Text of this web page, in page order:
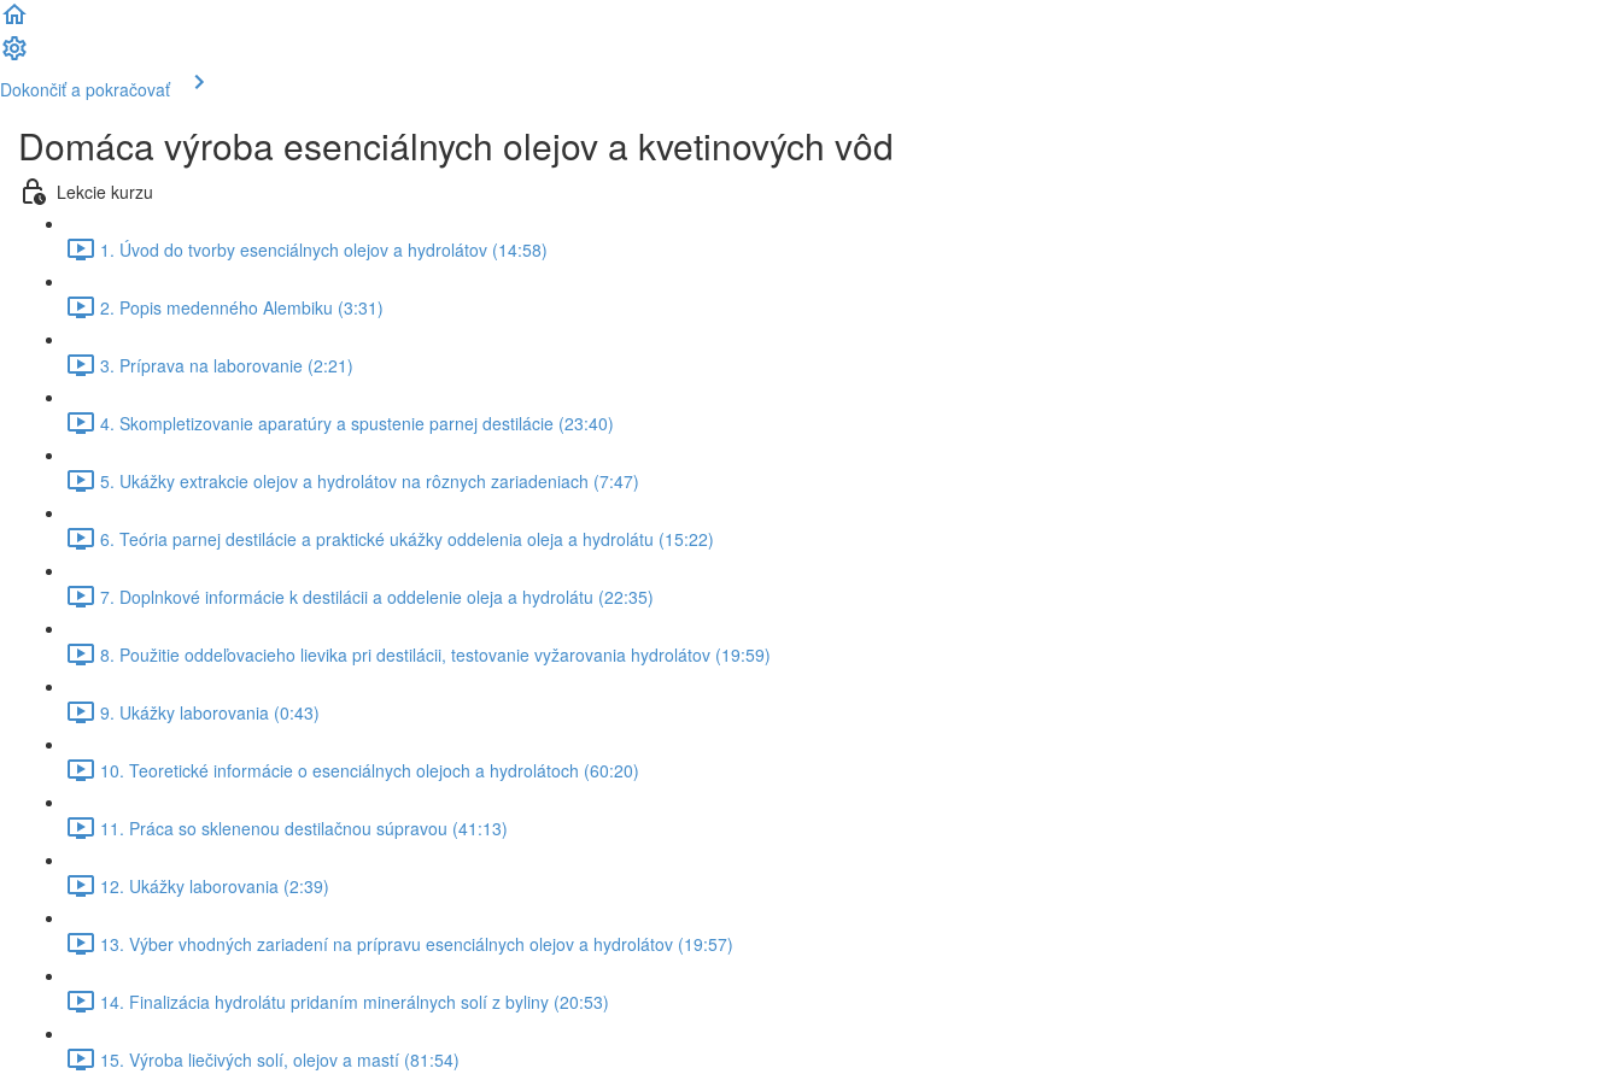
Dokončiť a pokračovať
Domáca výroba esenciálnych olejov a kvetinových vôd
Lekcie kurzu
1. Úvod do tvorby esenciálnych olejov a hydrolátov (14:58)
2. Popis medenného Alembiku (3:31)
3. Príprava na laborovanie (2:21)
4. Skompletizovanie aparatúry a spustenie parnej destilácie (23:40)
5. Ukážky extrakcie olejov a hydrolátov na rôznych zariadeniach (7:47)
6. Teória parnej destilácie a praktické ukážky oddelenia oleja a hydrolátu (15:22)
7. Doplnkové informácie k destilácii a oddelenie oleja a hydrolátu (22:35)
8. Použitie oddeľovacieho lievika pri destilácii, testovanie vyžarovania hydrolátov (19:59)
9. Ukážky laborovania (0:43)
10. Teoretické informácie o esenciálnych olejoch a hydrolátoch (60:20)
11. Práca so sklenenou destilačnou súpravou (41:13)
12. Ukážky laborovania (2:39)
13. Výber vhodných zariadení na prípravu esenciálnych olejov a hydrolátov (19:57)
14. Finalizácia hydrolátu pridaním minerálnych solí z byliny (20:53)
15. Výroba liečivých solí, olejov a mastí (81:54)